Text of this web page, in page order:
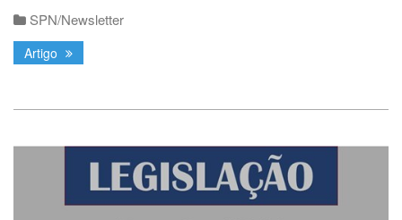
SPN/Newsletter
Artigo